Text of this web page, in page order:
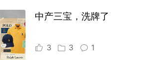
中产三宝，洗牌了
3 3 1